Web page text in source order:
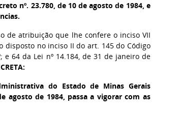
nº. 23.780, de 10 de agosto de 1984, e
de atribuição que lhe confere o inciso VII
disposto no inciso II do art. 145 do Código
e 64 da Lei nº 14.184, de 31 de janeiro de
do Estado de Minas Gerais
agosto de 1984, passa a vigorar com as